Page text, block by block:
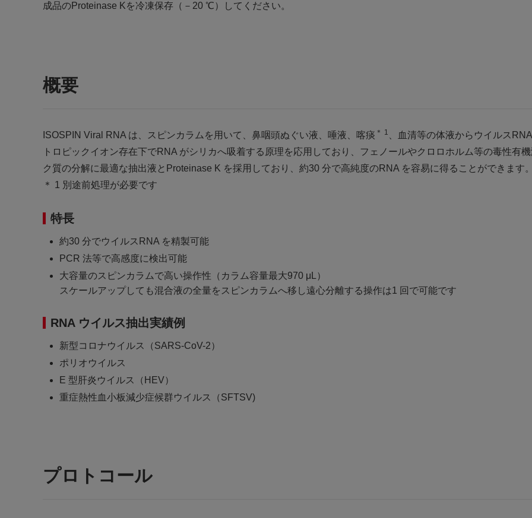
成品のProteinase Kを冷凍保存（－20 ℃）してください。
概要
ISOSPIN Viral RNA は、スピンカラムを用いて、鼻咽頭ぬぐい液、唾液、喀痰 ＊ 1
、血清等の体液からウイルス
トロピックイオン存在下でRNA がシリカへ吸着する原理を応用しており、フェノールやクロロホルム等の毒性有
ク質の分解に最適な抽出液とProteinase K を採用しており、約30 分で高純度のRNA を容易に得ることができます。
＊ 1 別途前処理が必要です
特長
約30 分でウイルスRNA を精製可能
PCR 法等で高感度に検出可能
大容量のスピンカラムで高い操作性（カラム容量最大970 μL）
スケールアップしても混合液の全量をスピンカラムへ移し遠心分離する操作は1 回で可能です
RNA ウイルス抽出実績例
新型コロナウイルス（SARS-CoV-2）
ポリオウイルス
E 型肝炎ウイルス（HEV）
重症熱性血小板減少症候群ウイルス（SFTSV)
プロトコール